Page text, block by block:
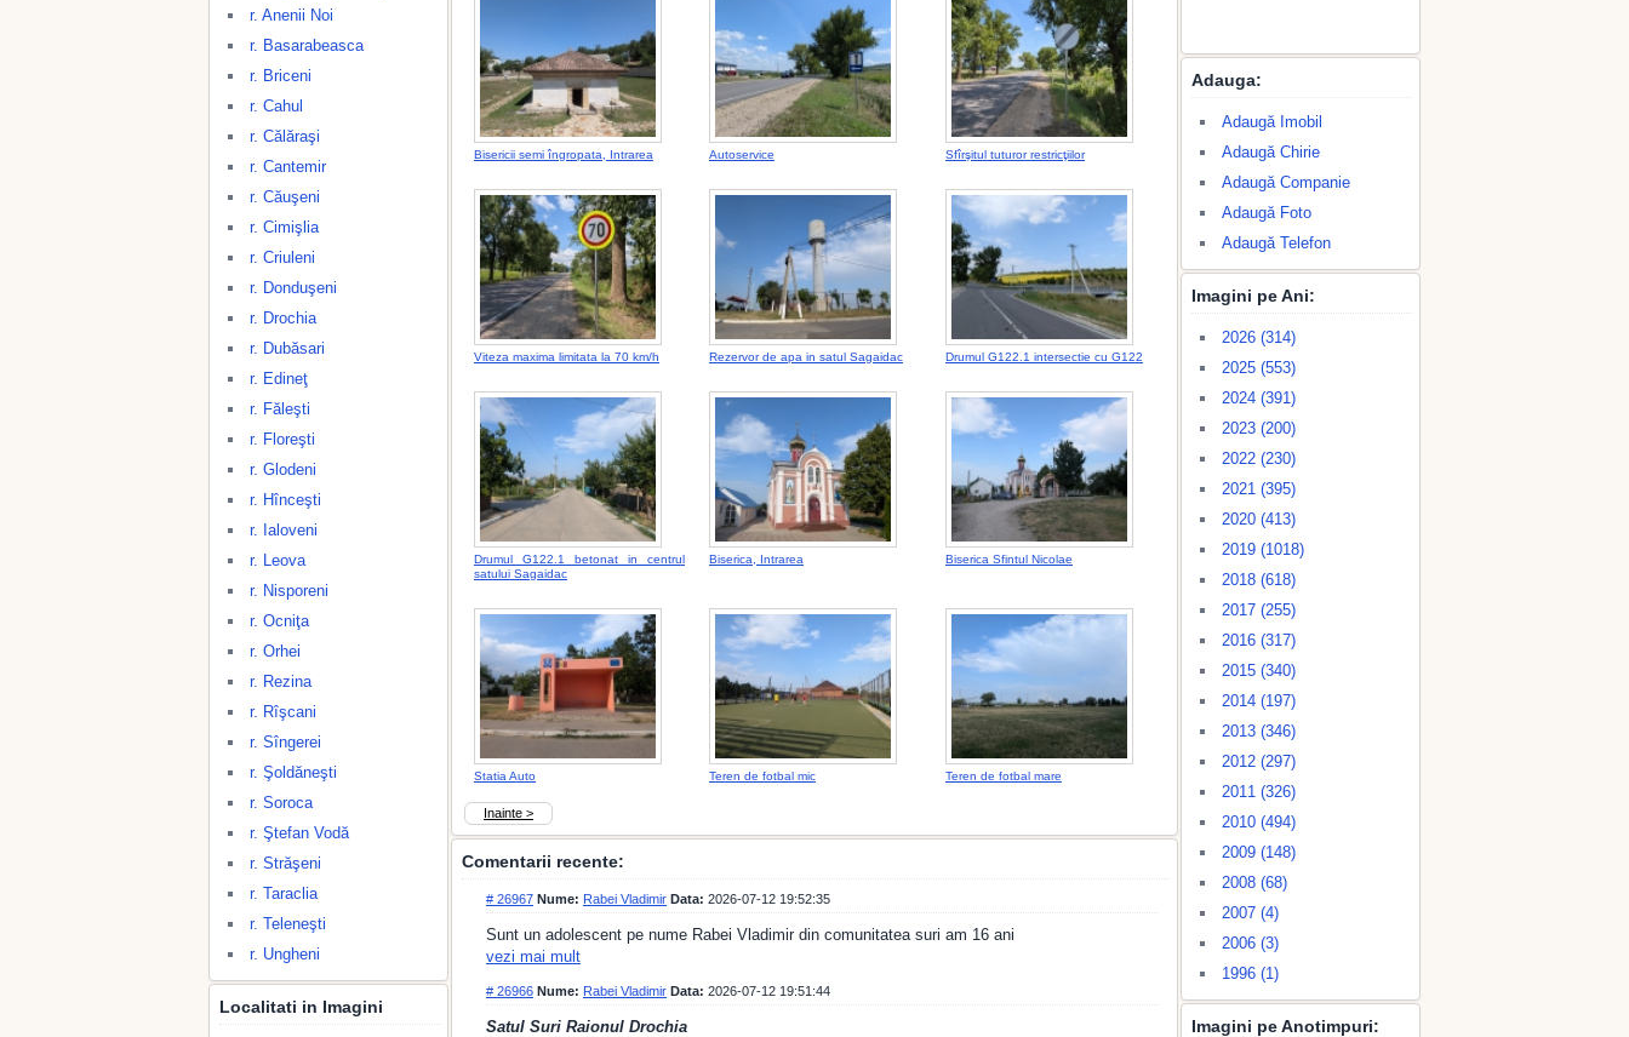
r. Anenii Noi
r. Basarabeasca
r. Briceni
r. Cahul
r. Călăraşi
r. Cantemir
r. Căuşeni
r. Cimişlia
r. Criuleni
r. Donduşeni
r. Drochia
r. Dubăsari
r. Edineţ
r. Făleşti
r. Floreşti
r. Glodeni
r. Hînceşti
r. Ialoveni
r. Leova
r. Nisporeni
r. Ocniţa
r. Orhei
r. Rezina
r. Rîşcani
r. Sîngerei
r. Şoldăneşti
r. Soroca
r. Ştefan Vodă
r. Străşeni
r. Taraclia
r. Teleneşti
r. Ungheni
Localitati in Imagini
Bisericii semi îngropata, Intrarea Autoservice Sfîrşitul tuturor restricţiilor
Viteza maxima limitata la 70 km/h Rezervor de apa in satul Sagaidac Drumul G122.1 intersectie cu G122
Drumul G122.1 betonat in centrul
satului Sagaidac
Biserica, Intrarea Biserica Sfintul Nicolae
Statia Auto Teren de fotbal mic Teren de fotbal mare
Inainte >
Comentarii recente:
# 26967 Nume: Rabei Vladimir Data: 2026-07-12 19:52:35
Sunt un adolescent pe nume Rabei Vladimir din comunitatea suri am 16 ani
vezi mai mult
# 26966 Nume: Rabei Vladimir Data: 2026-07-12 19:51:44
Satul Suri Raionul Drochia
Adauga:
Adaugă Imobil
Adaugă Chirie
Adaugă Companie
Adaugă Foto
Adaugă Telefon
Imagini pe Ani:
2026 (314)
2025 (553)
2024 (391)
2023 (200)
2022 (230)
2021 (395)
2020 (413)
2019 (1018)
2018 (618)
2017 (255)
2016 (317)
2015 (340)
2014 (197)
2013 (346)
2012 (297)
2011 (326)
2010 (494)
2009 (148)
2008 (68)
2007 (4)
2006 (3)
1996 (1)
Imagini pe Anotimpuri: